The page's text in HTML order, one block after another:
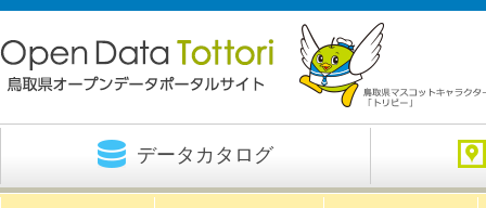
データカタログ